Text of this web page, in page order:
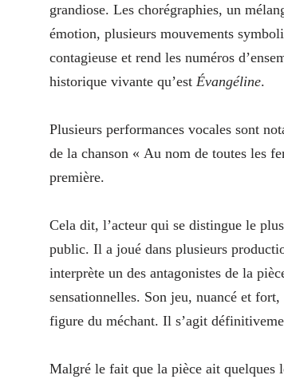
grandiose. Les chorégraphies, un
émotion, plusieurs mouvements
contagieuse et rend les numéros
historique vivante qu’est Évangéline.
Plusieurs performances vocales sont
de la chanson « Au nom de toutes les
première.
Cela dit, l’acteur qui se distingue le
public. Il a joué dans plusieurs
interprète un des antagonistes de la
sensationnelles. Son jeu, nuancé et
figure du méchant. Il s’agit
Malgré le fait que la pièce ait quelques